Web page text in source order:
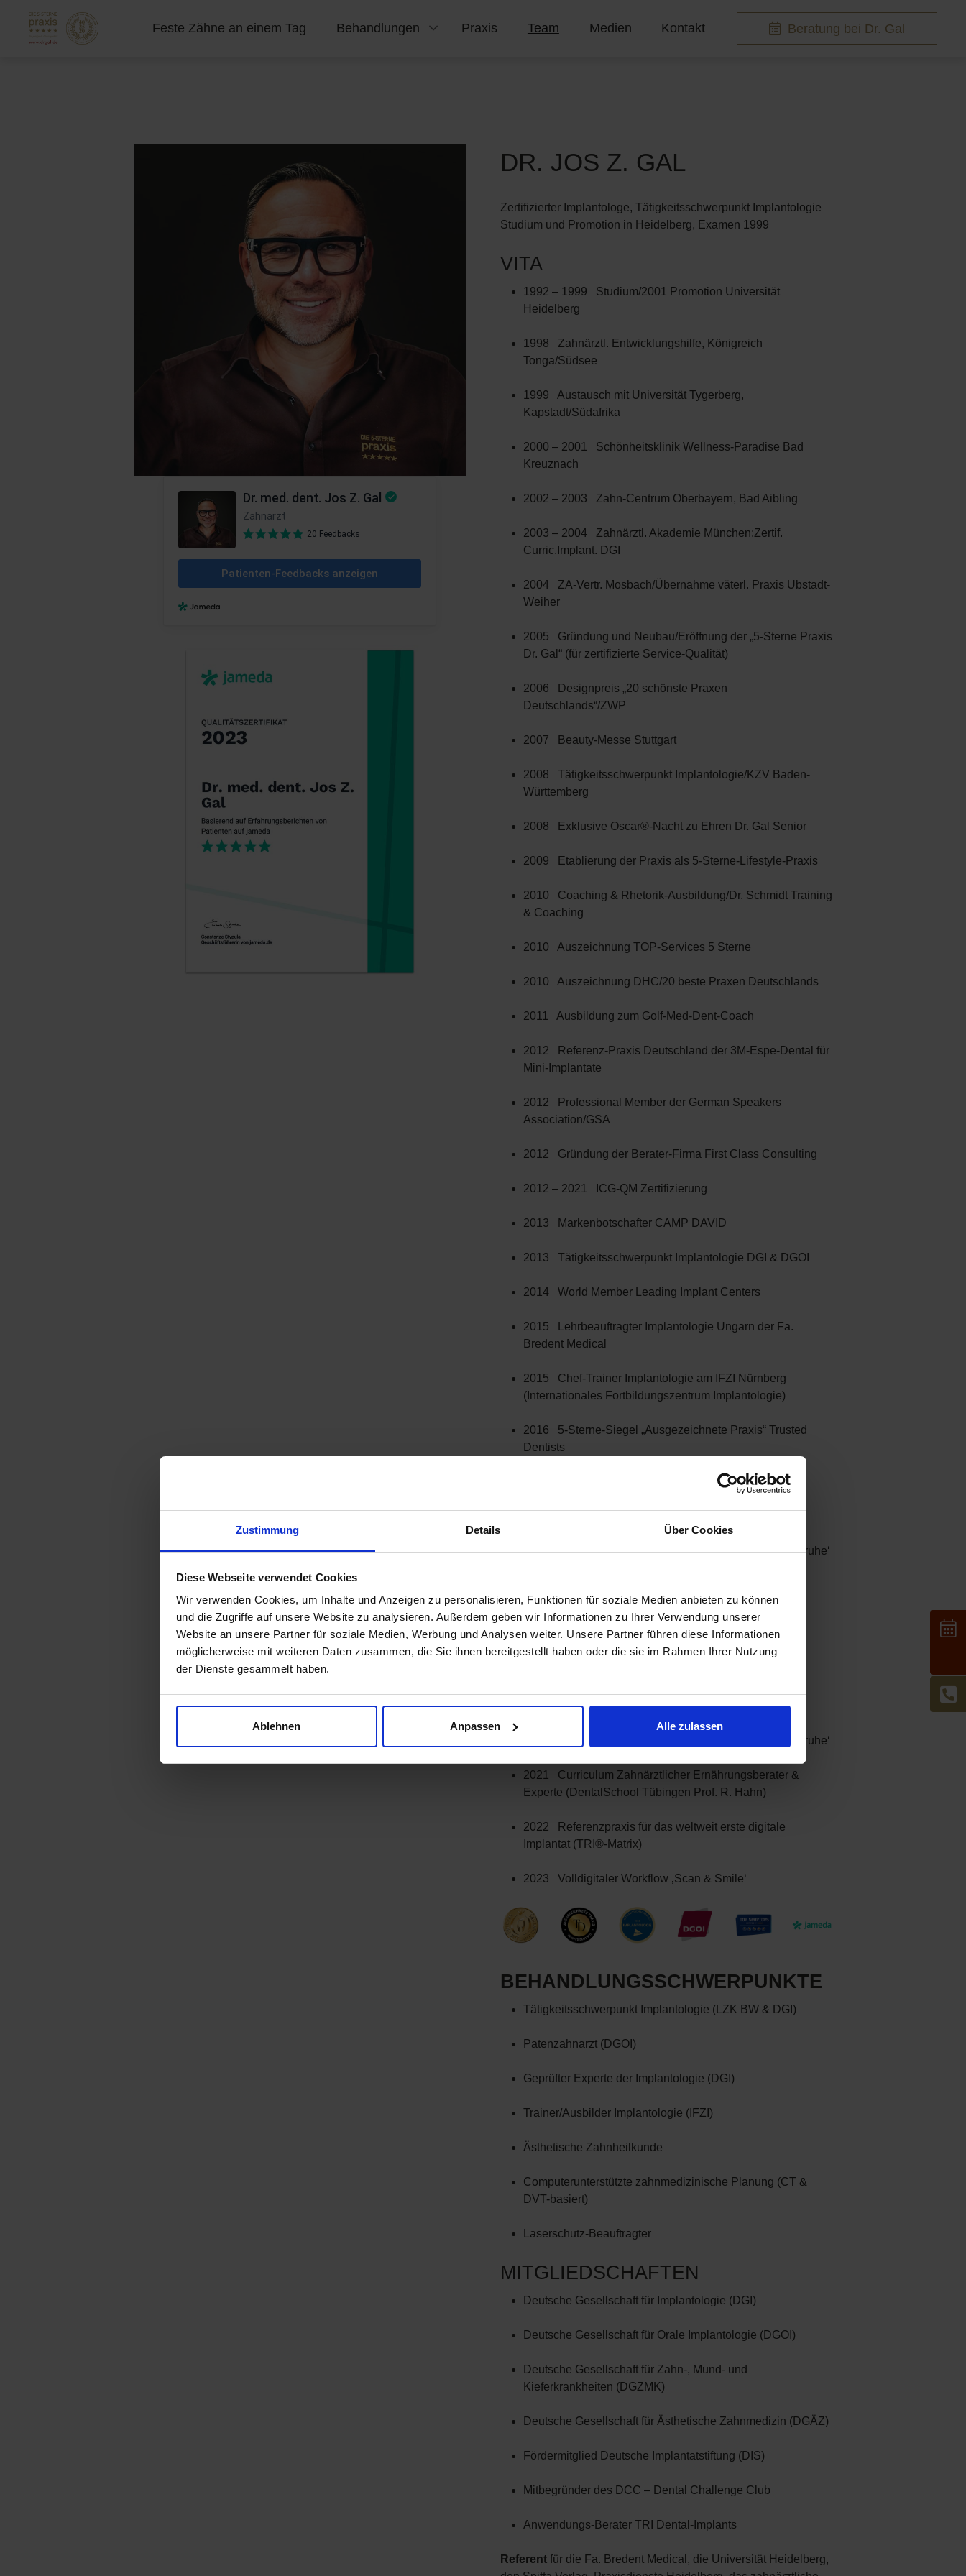
Zustimmung Details Über Cookies
Diese Webseite verwendet Cookies
Wir verwenden Cookies, um Inhalte und Anzeigen zu personalisieren, Funktionen für soziale Medien anbieten zu können
und die Zugriffe auf unsere Website zu analysieren. Außerdem geben wir Informationen zu Ihrer Verwendung unserer
Website an unsere Partner für soziale Medien, Werbung und Analysen weiter. Unsere Partner führen diese Informationen
möglicherweise mit weiteren Daten zusammen, die Sie ihnen bereitgestellt haben oder die sie im Rahmen Ihrer Nutzung
der Dienste gesammelt haben.
Ablehnen Anpassen Alle zulassen
Feste Zähne an einem Tag Behandlungen Praxis Team Medien Kontakt Beratung bei Dr. Gal
DR. JOS Z. GAL
Zertifizierter Implantologe, Tätigkeitsschwerpunkt Implantologie
Studium und Promotion in Heidelberg, Examen 1999
VITA
1992 – 1999 Studium/2001 Promotion Universität
Heidelberg
1998 Zahnärztl. Entwicklungshilfe, Königreich
Tonga/Südsee
1999 Austausch mit Universität Tygerberg,
Kapstadt/Südafrika
2000 – 2001 Schönheitsklinik Wellness-Paradise Bad
Kreuznach
2002 – 2003 Zahn-Centrum Oberbayern, Bad Aibling
2003 – 2004 Zahnärztl. Akademie München:Zertif.
Curric.Implant. DGI
2004 ZA-Vertr. Mosbach/Übernahme väterl. Praxis Ubstadt-
Weiher
2005 Gründung und Neubau/Eröffnung der „5-Sterne Praxis
Dr. Gal“ (für zertifizierte Service-Qualität)
2006 Designpreis „20 schönste Praxen
Deutschlands“/ZWP
2007 Beauty-Messe Stuttgart
2008 Tätigkeitsschwerpunkt Implantologie/KZV Baden-
Württemberg
2008 Exklusive Oscar®-Nacht zu Ehren Dr. Gal Senior
2009 Etablierung der Praxis als 5-Sterne-Lifestyle-Praxis
2010 Coaching & Rhetorik-Ausbildung/Dr. Schmidt Training
& Coaching
2010 Auszeichnung TOP-Services 5 Sterne
2010 Auszeichnung DHC/20 beste Praxen Deutschlands
2011 Ausbildung zum Golf-Med-Dent-Coach
2012 Referenz-Praxis Deutschland der 3M-Espe-Dental für
Mini-Implantate
2012 Professional Member der German Speakers
Association/GSA
2012 Gründung der Berater-Firma First Class Consulting
2012 – 2021 ICG-QM Zertifizierung
2013 Markenbotschafter CAMP DAVID
2013 Tätigkeitsschwerpunkt Implantologie DGI & DGOI
2014 World Member Leading Implant Centers
2015 Lehrbeauftragter Implantologie Ungarn der Fa.
Bredent Medical
2015 Chef-Trainer Implantologie am IFZI Nürnberg
(Internationales Fortbildungszentrum Implantologie)
2016 5-Sterne-Siegel „Ausgezeichnete Praxis“ Trusted
Dentists
2016 Erweiterung der Praxis mit Tagesbett-Räumen,
2017 FOCUS-Empfehlung ‚Zahnarzt der Region Karlsruhe‘
Sachverständigen/Akademie Karlsruhe
2019DENTREPRENEUR des Jahres 2019
Deutschland(Dentist & Unternehmer)/ Silver Award
(Ludwig-Maximilians-Universität)
2020 FOCUS-Empfehlung ‚Zahnarzt der Region Karlsruhe‘
2021 Curriculum Zahnärztlicher Ernährungsberater &
Experte (DentalSchool Tübingen Prof. R. Hahn)
2022 Referenzpraxis für das weltweit erste digitale
Implantat (TRI®-Matrix)
2023 Volldigitaler Workflow ‚Scan & Smile‘
BEHANDLUNGS­SCHWERPUNKTE
Tätigkeitsschwerpunkt Implantologie (LZK BW & DGI)
Patenzahnarzt (DGOI)
Geprüfter Experte der Implantologie (DGI)
Trainer/Ausbilder Implantologie (IFZI)
Ästhetische Zahnheilkunde
Computerunterstützte zahnmedizinische Planung (CT &
DVT-basiert)
Laserschutz-Beauftragter
MITGLIEDSCHAFTEN
Deutsche Gesellschaft für Implantologie (DGI)
Deutsche Gesellschaft für Orale Implantologie (DGOI)
Deutsche Gesellschaft für Zahn-, Mund- und
Kieferkrankheiten (DGZMK)
Deutsche Gesellschaft für Ästhetische Zahnmedizin (DGÄZ)
Fördermitglied Deutsche Implantatstiftung (DIS)
Mitbegründer des DCC – Dental Challenge Club
Anwendungs-Berater TRI Dental-Implants
Referent für die Fa. Bredent Medical, die Universität Heidelberg,